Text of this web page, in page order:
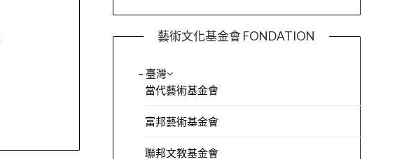
藝術文化基金會 FONDATION
– 臺灣
當代藝術基金會
富邦藝術基金會
聯邦文教基金會